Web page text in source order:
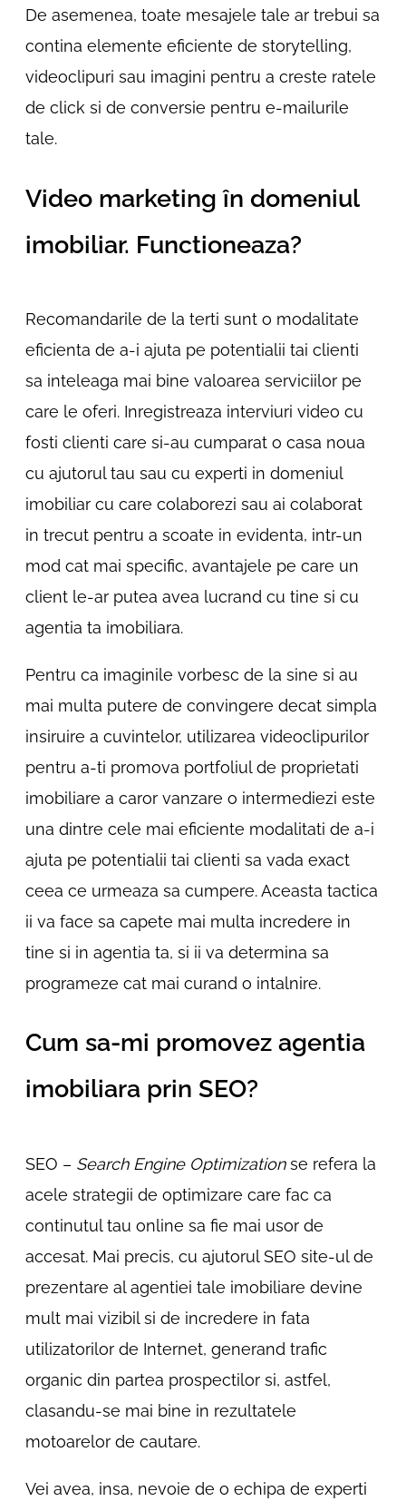
De asemenea, toate mesajele tale ar trebui sa
contina elemente eficiente de storytelling,
videoclipuri sau imagini pentru a creste ratele
de click si de conversie pentru e-mailurile
tale.
Video marketing în domeniul
imobiliar. Functioneaza?
Recomandarile de la terti sunt o modalitate
eficienta de a-i ajuta pe potentialii tai clienti
sa inteleaga mai bine valoarea serviciilor pe
care le oferi. Inregistreaza interviuri video cu
fosti clienti care si-au cumparat o casa noua
cu ajutorul tau sau cu experti in domeniul
imobiliar cu care colaborezi sau ai colaborat
in trecut pentru a scoate in evidenta, intr-un
mod cat mai specific, avantajele pe care un
client le-ar putea avea lucrand cu tine si cu
agentia ta imobiliara.
Pentru ca imaginile vorbesc de la sine si au
mai multa putere de convingere decat simpla
insiruire a cuvintelor, utilizarea videoclipurilor
pentru a-ti promova portfoliul de proprietati
imobiliare a caror vanzare o intermediezi este
una dintre cele mai eficiente modalitati de a-i
ajuta pe potentialii tai clienti sa vada exact
ceea ce urmeaza sa cumpere. Aceasta tactica
ii va face sa capete mai multa incredere in
tine si in agentia ta, si ii va determina sa
programeze cat mai curand o intalnire.
Cum sa-mi promovez agentia
imobiliara prin SEO?
SEO – Search Engine Optimizationse refera la
acele strategii de optimizare care fac ca
continutul tau online sa fie mai usor de
accesat. Mai precis, cu ajutorul SEO site-ul de
prezentare al agentiei tale imobiliare devine
mult mai vizibil si de incredere in fata
utilizatorilor de Internet, generand trafic
organic din partea prospectilor si, astfel,
clasandu-se mai bine in rezultatele
motoarelor de cautare.
Vei avea, insa, nevoie de o echipa de experti